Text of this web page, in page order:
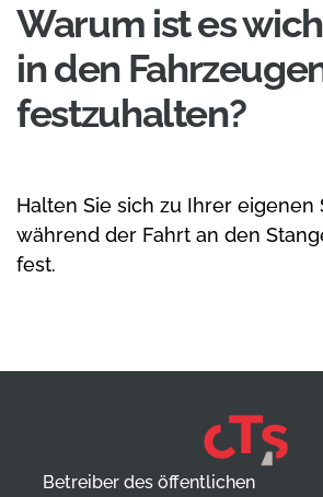
Warum ist es
in den
festzuhalten?
Halten Sie sich zu Ihrer eigenen
während der Fahrt an den
fest.
Betreiber des öffentlichen